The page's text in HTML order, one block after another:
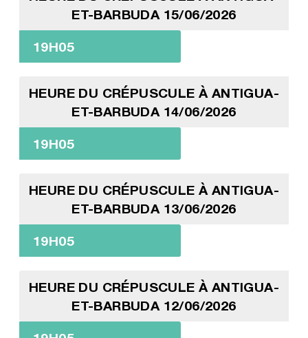
ET-BARBUDA 15/06/2026
19H05
HEURE DU CRÉPUSCULE À ANTIGUA-
ET-BARBUDA 14/06/2026
19H05
HEURE DU CRÉPUSCULE À ANTIGUA-
ET-BARBUDA 13/06/2026
19H05
HEURE DU CRÉPUSCULE À ANTIGUA-
ET-BARBUDA 12/06/2026